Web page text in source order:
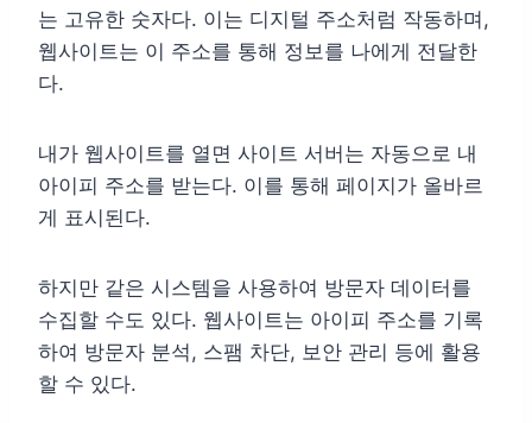
는 고유한 숫자다. 이는 디지털 주소처럼 작동하며,
웹사이트는 이 주소를 통해 정보를 나에게 전달한
다.
내가 웹사이트를 열면 사이트 서버는 자동으로 내
아이피 주소를 받는다. 이를 통해 페이지가 올바르
게 표시된다.
하지만 같은 시스템을 사용하여 방문자 데이터를
수집할 수도 있다. 웹사이트는 아이피 주소를 기록
하여 방문자 분석, 스팸 차단, 보안 관리 등에 활용
할 수 있다.